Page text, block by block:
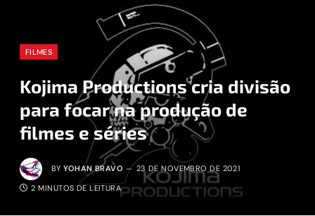
FILMES
Kojima Productions cria divisão
para focar na produção de
filmes e séries
BY YOHAN BRAVO 23 DE NOVEMBRO DE 2021
2 MINUTOS DE LEITURA